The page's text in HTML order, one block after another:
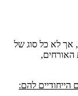
אך לא כל סוג של
האורחים,
הייחודיים להם: